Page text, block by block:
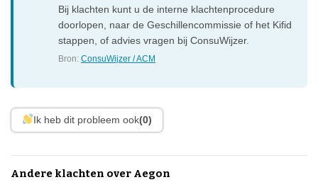
Bij klachten kunt u de interne klachtenprocedure
doorlopen, naar de Geschillencommissie of het Kifid
stappen, of advies vragen bij ConsuWijzer.
Bron:ConsuWijzer / ACM
Ik heb dit probleem ook(0)
Andere klachten over Aegon